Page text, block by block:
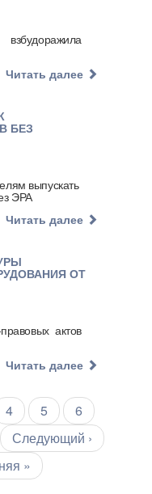
Читать далее
БЕЗ
выпускать
ЭРА
Читать далее
ОТ
актов
Читать далее
Страница
4 Страница
5 Страница
6
Следующая
страница
Следующий ›
»